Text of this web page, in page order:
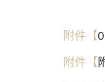
附件【
附件【